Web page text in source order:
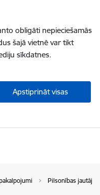
obligāti nepieciešamās
šajā vietnē var tikt
sīkdatnes.
Apstiprināt visas
Pilsonības